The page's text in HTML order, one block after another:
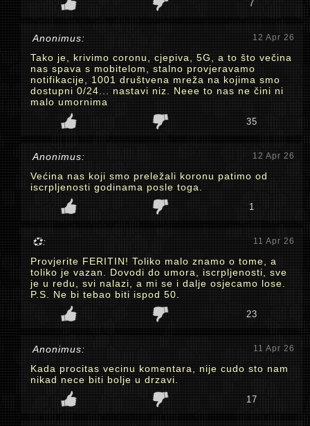
7
Anonimus: 12 Apr 26
Tako je, krivimo coronu, cjepiva, 5G, a to što večina
nas spava s mobitelom, stalno provjeravamo
notifikacije, 1001 društvena mreža na kojima smo
dostupni 0/24... nastavi niz. Neee to nas ne čini ni
malo umornima
35
Anonimus: 12 Apr 26
Većina nas koji smo preležali koronu patimo od
iscrpljenosti godinama posle toga.
1
💞: 11 Apr 26
Provjerite FERITIN! Toliko malo znamo o tome, a
toliko je vazan. Dovodi do umora, iscrpljenosti, sve
je u redu, svi nalazi, a mi se i dalje osjecamo lose.
P.S. Ne bi tebao biti ispod 50.
23
Anonimus: 11 Apr 26
Kada procitas vecinu komentara, nije cudo sto nam
nikad nece biti bolje u drzavi.
17